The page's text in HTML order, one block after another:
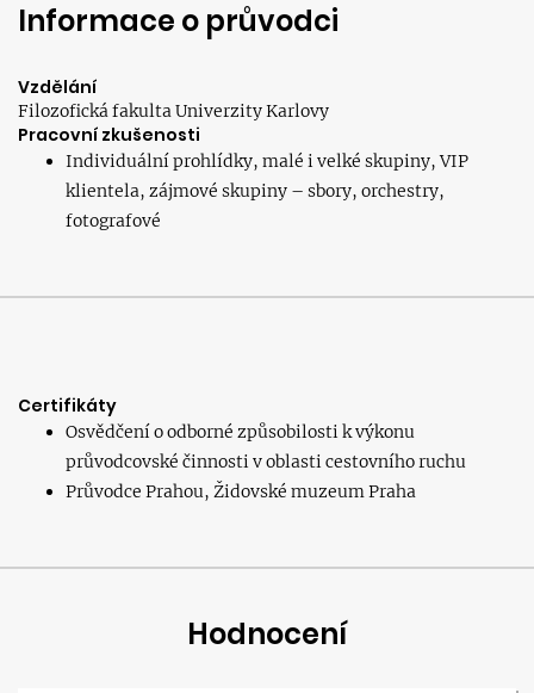
Informace o průvodci
Vzdělání
Filozofická fakulta Univerzity Karlovy
Pracovní zkušenosti
Individuální prohlídky, malé i velké skupiny, VIP
klientela, zájmové skupiny – sbory, orchestry,
fotografové
Certifikáty
Osvědčení o odborné způsobilosti k výkonu
průvodcovské činnosti v oblasti cestovního ruchu
Průvodce Prahou, Židovské muzeum Praha
Hodnocení